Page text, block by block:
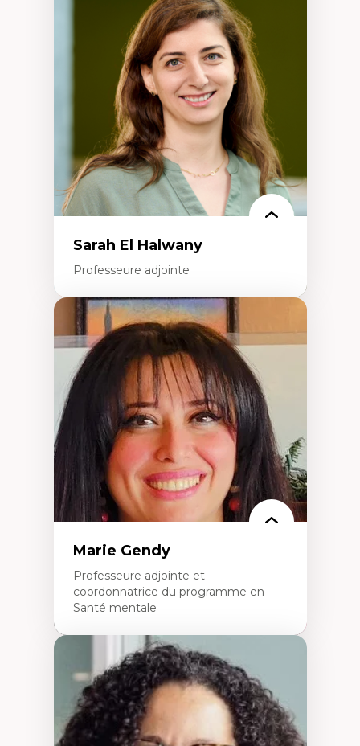
Pédagogies critiques et justice sociale
Éthique relationnelle et sollicitude en
éducation
Décolonisation et autochtonisation de la
formation à l’enseignement
Littératie et didactique du français
Éducation inclusive
Formation à l’enseignement en contexte
francophone minoritaire
Identité linguistique et culturelle
Recherche-action et approches
participatives
Leadership éducatif et pratiques réflexives
Éducation durable et bien-être en
enseignement
Sarah El Halwany
Professeure adjointe
Expertises
Les apports pédagogiques des théories de
l'affect, du posthumanisme, du féminisme
dans l'éducation aux sciences
L'apprentissage des sciences/STIM dans une
perspective socioécologique de care
L’insertion professionnelle des
enseignant.e.s
Marie Gendy
Professeure adjointe et
coordonnatrice du programme en
Santé mentale
Expertises
Neuropsychiatrie et neurosciences
Direction d'essais cliniques
Analyse des politiques et pratiques en santé
mentale
Développement de protocoles d'essais